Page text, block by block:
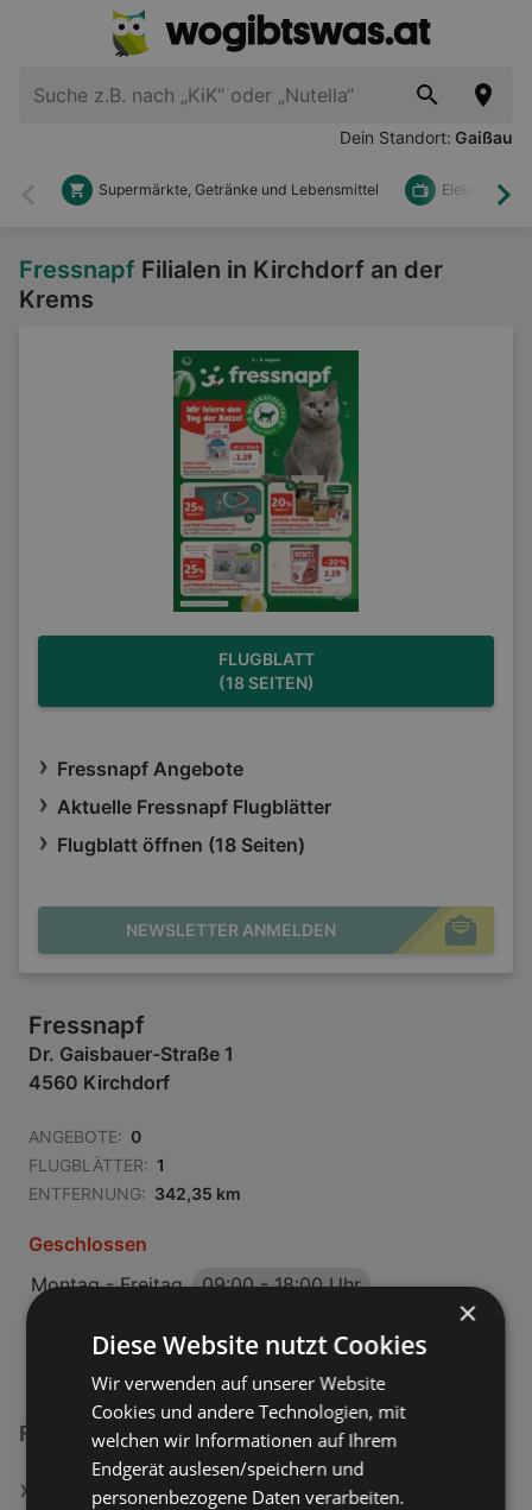
Dein Standort: Gaißau
Zurück
Supermärkte, Getränke und Lebensmittel Elektronik
Fressnapf Filialen in Kirchdorf an der
Krems
FLUGBLATT
(18 SEITEN)
Fressnapf Angebote
Aktuelle Fressnapf Flugblätter
Flugblatt öffnen (18 Seiten)
NEWSLETTER ANMELDEN
Fressnapf
Dr. Gaisbauer-Straße 1
4560 Kirchdorf
ANGEBOTE: 0
FLUGBLÄTTER: 1
ENTFERNUNG: 342,35 km
Geschlossen
Montag - Freitag
09:00-18:00 Uhr
Fressnapf Filialen in:
Fressnapf in Gmünd
×
Diese Website nutzt Cookies
Wir verwenden auf unserer Website
Cookies und andere Technologien, mit
welchen wir Informationen auf Ihrem
Endgerät auslesen/speichern und
personenbezogene Daten verarbeiten.